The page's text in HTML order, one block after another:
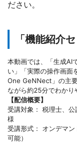
ださい。
「機能紹介
本動画では、「生成AI
い」「実際の操作画面
One GeNNect」の主
ながら約25分でわかり
【配信概要】
受講対象： 税理士、
様
受講形式： オンデマ
可能）